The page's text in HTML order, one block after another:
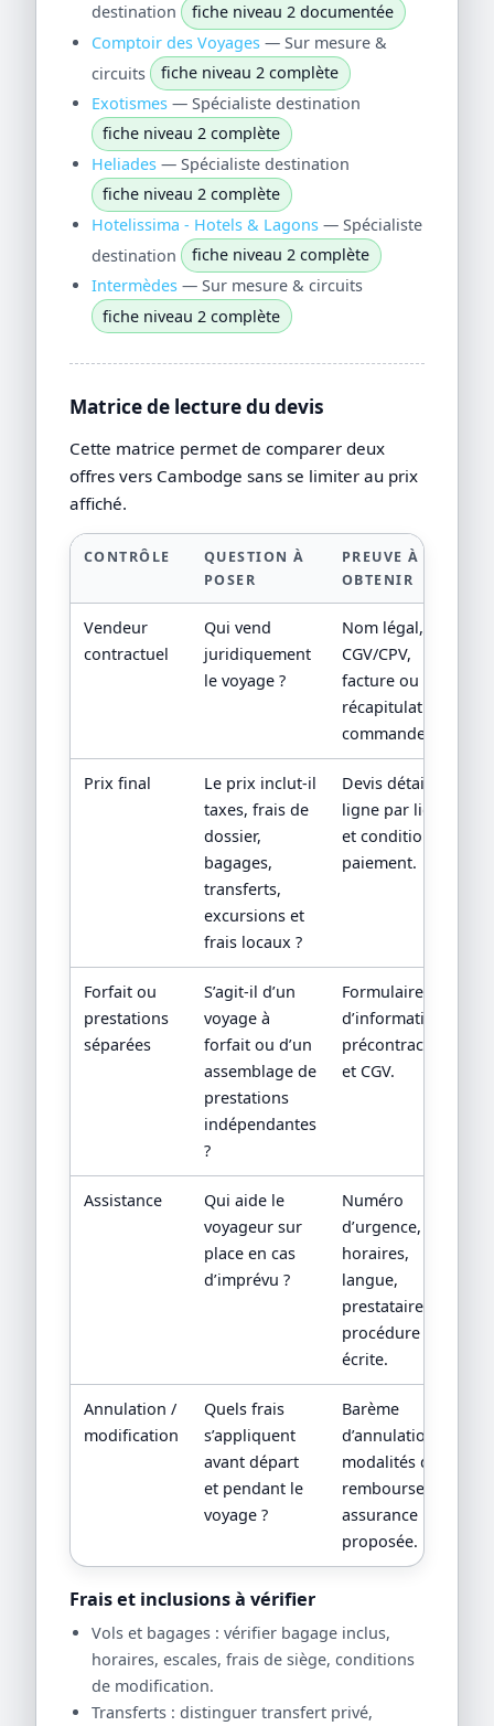
destination
fiche niveau 2 documentée
Comptoir des Voyages— Sur mesure &
circuits
fiche niveau 2 complète
Exotismes— Spécialiste destination
fiche niveau 2 complète
Heliades— Spécialiste destination
fiche niveau 2 complète
Hotelissima - Hotels & Lagons— Spécialiste
destination
fiche niveau 2 complète
Intermèdes— Sur mesure & circuits
fiche niveau 2 complète
Matrice de lecture du devis
Cette matrice permet de comparer deux
offres vers Cambodge sans se limiter au prix
affiché.
CONTRÔLE
QUESTION À
POSER
PREUVE À
OBTENIR
Vendeur
contractuel
Qui vend
juridiquement
le voyage ?
Nom légal,
CGV/CPV,
facture ou
récapitulatif de
commande.
Prix final
Le prix inclut-il
taxes, frais de
dossier,
bagages,
transferts,
excursions et
frais locaux ?
Devis détaillé
ligne par ligne
et conditions de
paiement.
Forfait ou
prestations
séparées
S’agit-il d’un
voyage à
forfait ou d’un
assemblage de
prestations
indépendantes
?
Formulaire
d’information
précontractuelle
et CGV.
Assistance
Qui aide le
voyageur sur
place en cas
d’imprévu ?
Numéro
d’urgence,
horaires,
langue,
prestataire local,
procédure
écrite.
Annulation /
modification
Quels frais
s’appliquent
avant départ
et pendant le
voyage ?
Barème
d’annulation,
modalités de
remboursement,
assurance
proposée.
Frais et inclusions à vérifier
Vols et bagages : vérifier bagage inclus,
horaires, escales, frais de siège, conditions
de modification.
Transferts : distinguer transfert privé,